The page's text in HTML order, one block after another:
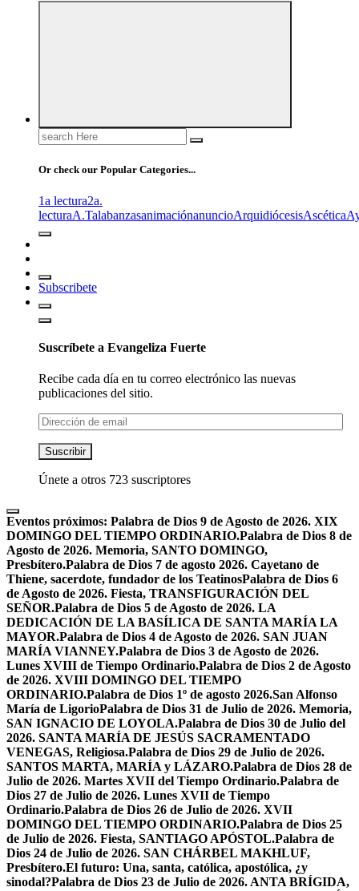
Search
for:
Or check our Popular Categories...
1a lectura2a.
lecturaA.TalabanzasanimaciónanuncioArquidiócesisAscética
Subscribete
Suscríbete a Evangeliza Fuerte
Recibe cada día en tu correo electrónico las nuevas
publicaciones del sitio.
Dirección
de
email
Suscribir
Únete a otros 723 suscriptores
Eventos próximos: Palabra de Dios 9 de Agosto de 2026. XIX
DOMINGO DEL TIEMPO ORDINARIO.Palabra de Dios 8 de
Agosto de 2026. Memoria, SANTO DOMINGO,
Presbítero.Palabra de Dios 7 de agosto 2026. Cayetano de
Thiene, sacerdote, fundador de los TeatinosPalabra de Dios 6
de Agosto de 2026. Fiesta, TRANSFIGURACIÓN DEL
SEÑOR.Palabra de Dios 5 de Agosto de 2026. LA
DEDICACIÓN DE LA BASÍLICA DE SANTA MARÍA LA
MAYOR.Palabra de Dios 4 de Agosto de 2026. SAN JUAN
MARÍA VIANNEY.Palabra de Dios 3 de Agosto de 2026.
Lunes XVIII de Tiempo Ordinario.Palabra de Dios 2 de Agosto
de 2026. XVIII DOMINGO DEL TIEMPO
ORDINARIO.Palabra de Dios 1º de agosto 2026.San Alfonso
María de LigorioPalabra de Dios 31 de Julio de 2026. Memoria,
SAN IGNACIO DE LOYOLA.Palabra de Dios 30 de Julio del
2026. SANTA MARÍA DE JESÚS SACRAMENTADO
VENEGAS, Religiosa.Palabra de Dios 29 de Julio de 2026.
SANTOS MARTA, MARÍA y LÁZARO.Palabra de Dios 28 de
Julio de 2026. Martes XVII del Tiempo Ordinario.Palabra de
Dios 27 de Julio de 2026. Lunes XVII de Tiempo
Ordinario.Palabra de Dios 26 de Julio de 2026. XVII
DOMINGO DEL TIEMPO ORDINARIO.Palabra de Dios 25
de Julio de 2026. Fiesta, SANTIAGO APÓSTOL.Palabra de
Dios 24 de Julio de 2026. SAN CHÁRBEL MAKHLUF,
Presbítero.El futuro: Una, santa, católica, apostólica, ¿y
sinodal?Palabra de Dios 23 de Julio de 2026. ANTA BRÍGIDA,